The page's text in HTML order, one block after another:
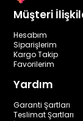
Müşteri
Hesabım
Siparişlerim
Kargo Takip
Favorilerim
Yardım
Garanti Şartları
Teslimat Şartları